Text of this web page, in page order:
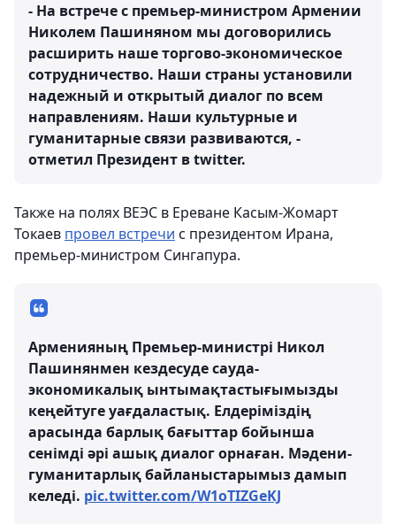
- На встрече с премьер-министром Армении
Николем Пашиняном мы договорились
расширить наше торгово-экономическое
сотрудничество. Наши страны установили
надежный и открытый диалог по всем
направлениям. Наши культурные и
гуманитарные связи развиваются, -
отметил Президент в twitter.
Также на полях ВЕЭС в Ереване Касым-Жомарт
Токаев провел встречи с президентом Ирана,
премьер-министром Сингапура.
Арменияның Премьер-министрі Никол
Пашинянмен кездесуде сауда-
экономикалық ынтымақтастығымызды
кеңейтуге уағдаластық. Елдеріміздің
арасында барлық бағыттар бойынша
сенімді әрі ашық диалог орнаған. Мәдени-
гуманитарлық байланыстарымыз дамып
келеді. pic.twitter.com/W1oTIZGeKJ